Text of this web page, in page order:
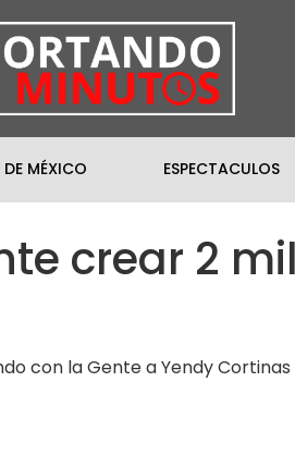
MÉXICO ESPECTACULOS
crear 2
con la Gente a Yendy